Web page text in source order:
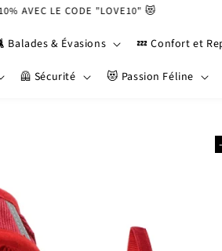
LE CODE "LOVE10" 😻
Balades & Évasions 💤 Confort et
🦺 Sécurité 😻 Passion Féline